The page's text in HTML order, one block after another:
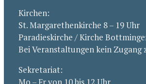
Kirchen:
St. Margarethenkirche 8 – 19 Uhr
Paradieskirche / Kirche
Bei Veranstaltungen kein Zugang
Sekretariat:
Mo – Fr von 10 bis 12 Uhr